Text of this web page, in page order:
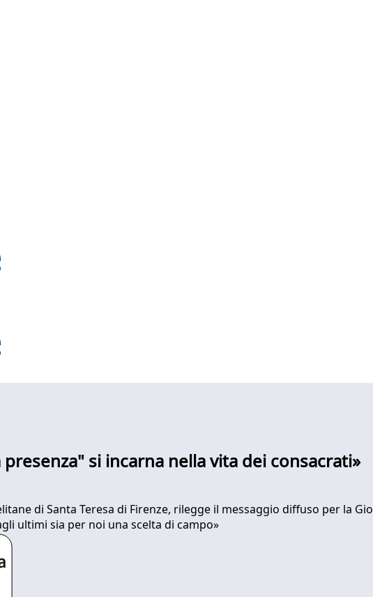
si incarna nella vita dei consacrati»
di Santa Teresa di Firenze, rilegge il messaggio diffuso per la
ultimi sia per noi una scelta di campo»